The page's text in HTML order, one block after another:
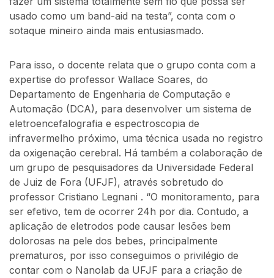
usado como um band-aid na testa”, conta com o
sotaque mineiro ainda mais entusiasmado.
Para isso, o docente relata que o grupo conta com a
expertise do professor Wallace Soares, do
Departamento de Engenharia de Computação e
Automação (DCA), para desenvolver um sistema de
eletroencefalografia e espectroscopia de
infravermelho próximo, uma técnica usada no registro
da oxigenação cerebral. Há também a colaboração de
um grupo de pesquisadores da Universidade Federal
de Juiz de Fora (UFJF), através sobretudo do
professor Cristiano Legnani . “O monitoramento, para
ser efetivo, tem de ocorrer 24h por dia. Contudo, a
aplicação de eletrodos pode causar lesões bem
dolorosas na pele dos bebes, principalmente
prematuros, por isso conseguimos o privilégio de
contar com o Nanolab da UFJF para a criação de